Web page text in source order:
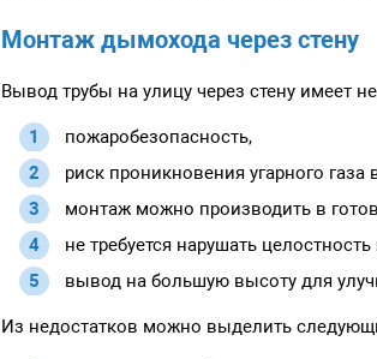
Монтаж дымохода через стену
Вывод трубы на улицу через стену имеет
пожаробезопасность,
риск проникновения угарного
монтаж можно производить в
не требуется нарушать
вывод на большую высоту для
Из недостатков можно выделить